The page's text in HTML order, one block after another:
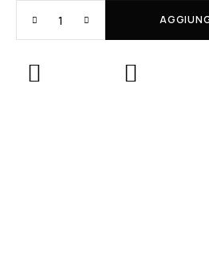
01848590038